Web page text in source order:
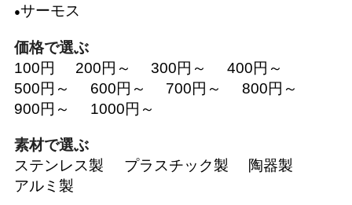
サーモス
価格で選ぶ
100円
200円～ 300円～
400円～
500円～
600円～ 700円～
800円～
900円～
1000円～
素材で選ぶ
ステンレス製
プラスチック製
陶器製
アルミ製